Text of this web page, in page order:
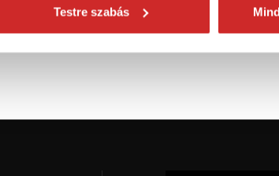
Testre szabás
Nincs